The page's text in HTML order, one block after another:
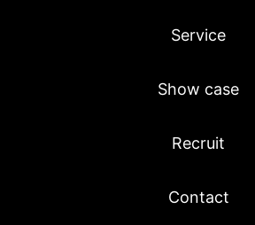
Service
Show case
Recruit
Contact